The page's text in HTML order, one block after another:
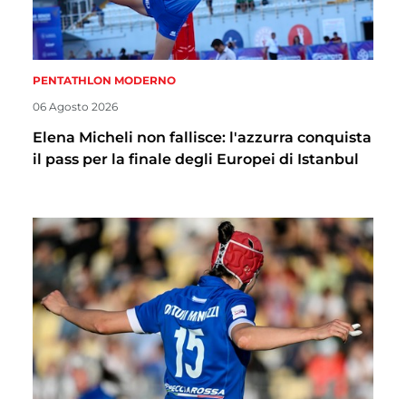
PENTATHLON MODERNO
06 Agosto 2026
Elena Micheli non fallisce: l'azzurra conquista
il pass per la finale degli Europei di Istanbul